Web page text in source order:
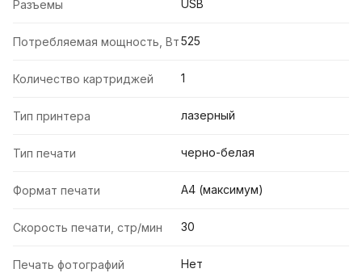
Разъемы USB
Потребляемая мощность, Вт525
Количество картриджей 1
Тип принтера лазерный
Тип печати черно-белая
Формат печати А4 (максимум)
Скорость печати, стр/мин 30
Печать фотографий Нет